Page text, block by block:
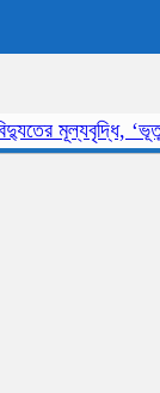
মূল্যবৃদ্ধি, ‘ভূতুড়ে